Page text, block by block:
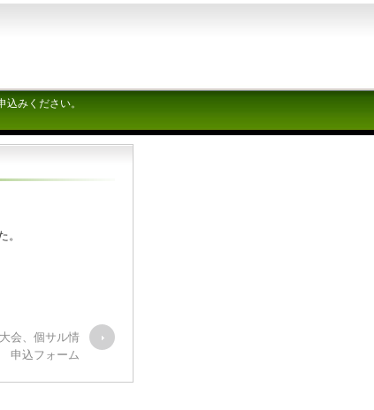
みください。
会、個サル情
込フォーム